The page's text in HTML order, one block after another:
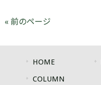
« 前のページ
HOME
COLUMN